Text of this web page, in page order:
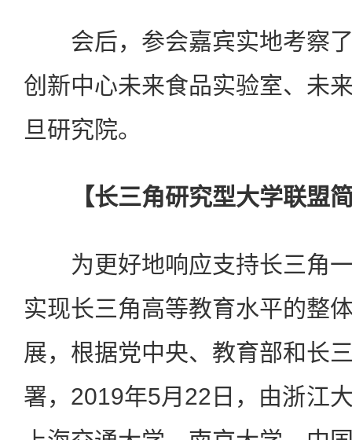
会后，参会嘉宾实地考察了
创新中心未来食品实验室、未
旦研究院。
【长三角研究型大学联盟
为更好地响应支持长三角一
实现长三角高等教育水平的整
展，根据党中央、教育部和长
署，2019年5月22日，由浙江